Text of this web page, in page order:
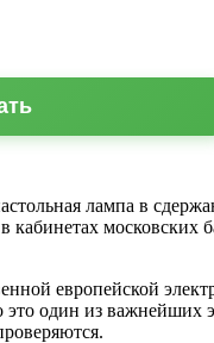
лампа в
кабинетах
европейской
это один из